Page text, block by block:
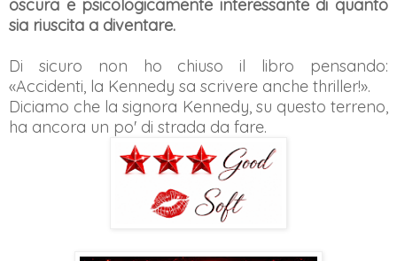
oscura e psicologicamente interessante di quanto
sia riuscita a diventare.
Di sicuro non ho chiuso il libro pensando:
«Accidenti, la Kennedy sa scrivere anche thriller!».
Diciamo che la signora Kennedy, su questo terreno,
ha ancora un po' di strada da fare.